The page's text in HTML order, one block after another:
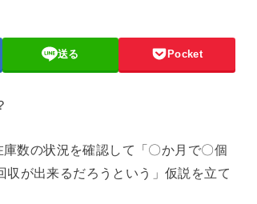
送る Pocket
数の状況を確認して「〇か月で〇個
が出来るだろうという」仮説を立て